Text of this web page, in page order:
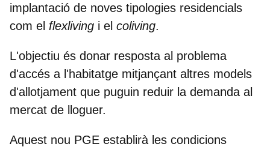
implantació de noves tipologies residencials
com el flexliving i el coliving.
L'objectiu és donar resposta al problema
d'accés a l'habitatge mitjançant altres models
d'allotjament que puguin reduir la demanda al
mercat de lloguer.
Aquest nou PGE establirà les condicions